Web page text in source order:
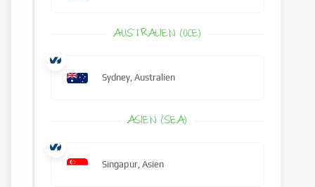
AUSTRALIEN (OCE)
Sydney, Australien
ASIEN (SEA)
Singapur, Asien